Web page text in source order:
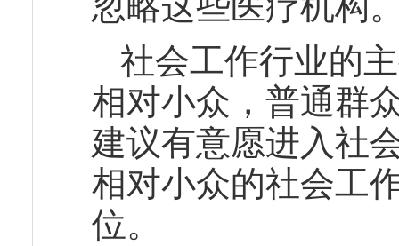
社会工作行业的
相对小众，普通群
建议有意愿进入社
相对小众的社会工
位。